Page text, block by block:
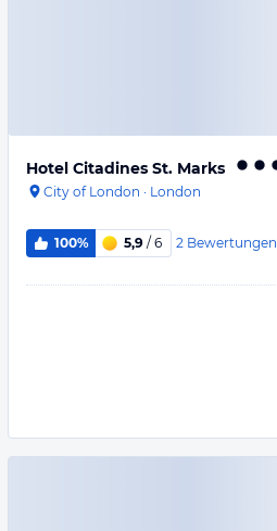
Hotel Citadines St. Marks
City of London · London
100% 5,9 / 6 2 Bewertungen